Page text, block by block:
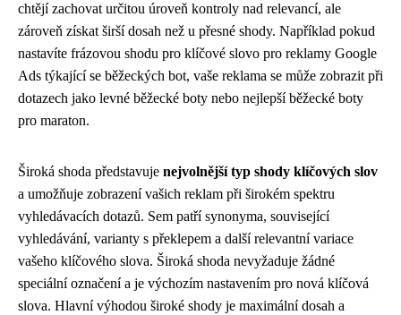
chtějí zachovat určitou úroveň kontroly nad relevancí, ale
zároveň získat širší dosah než u přesné shody. Například pokud
nastavíte frázovou shodu pro klíčové slovo pro reklamy Google
Ads týkající se běžeckých bot, vaše reklama se může zobrazit při
dotazech jako levné běžecké boty nebo nejlepší běžecké boty
pro maraton.
Široká shoda představuje nejvolnější typ shody klíčových slov
a umožňuje zobrazení vašich reklam při širokém spektru
vyhledávacích dotazů. Sem patří synonyma, související
vyhledávání, varianty s překlepem a další relevantní variace
vašeho klíčového slova. Široká shoda nevyžaduje žádné
speciální označení a je výchozím nastavením pro nová klíčová
slova. Hlavní výhodou široké shody je maximální dosah a